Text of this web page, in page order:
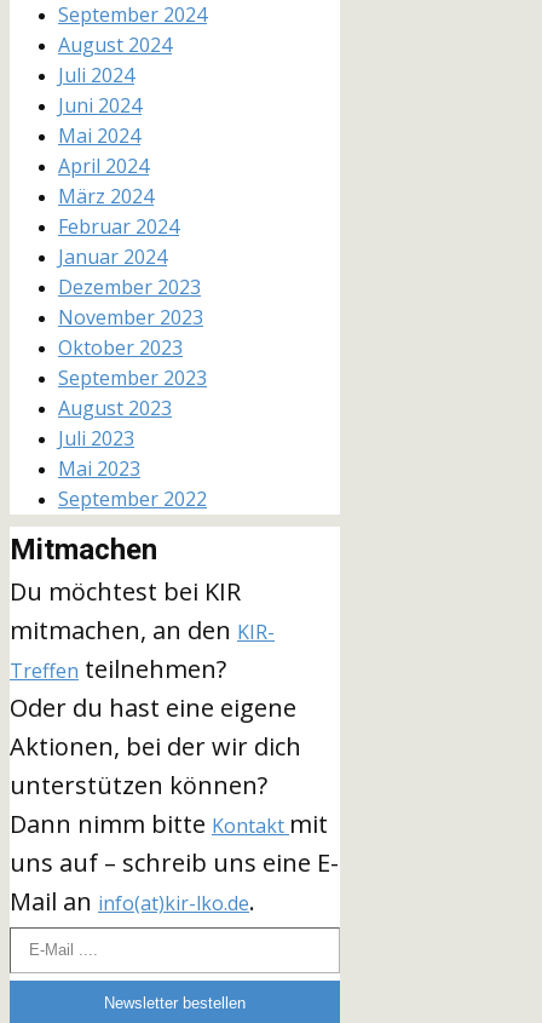
September 2024
August 2024
Juli 2024
Juni 2024
Mai 2024
April 2024
März 2024
Februar 2024
Januar 2024
Dezember 2023
November 2023
Oktober 2023
September 2023
August 2023
Juli 2023
Mai 2023
September 2022
Mitmachen
Du möchtest bei KIR
mitmachen, an den KIR-
Treffen teilnehmen?
Oder du hast eine eigene
Aktionen, bei der wir dich
unterstützen können?
Dann nimm bitte Kontakt mit
uns auf – schreib uns eine E-
Mail an info(at)kir-lko.de.
E-Mail ....
Newsletter bestellen